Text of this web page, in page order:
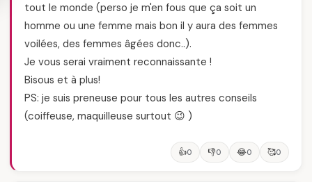
tout le monde (perso je m'en fous que ça soit un
homme ou une femme mais bon il y aura des femmes
voilées, des femmes âgées donc..).
Je vous serai vraiment reconnaissante !
Bisous et à plus!
PS: je suis preneuse pour tous les autres conseils
(coiffeuse, maquilleuse surtout 😉 )
👍0 👎0 😂0 🥰0